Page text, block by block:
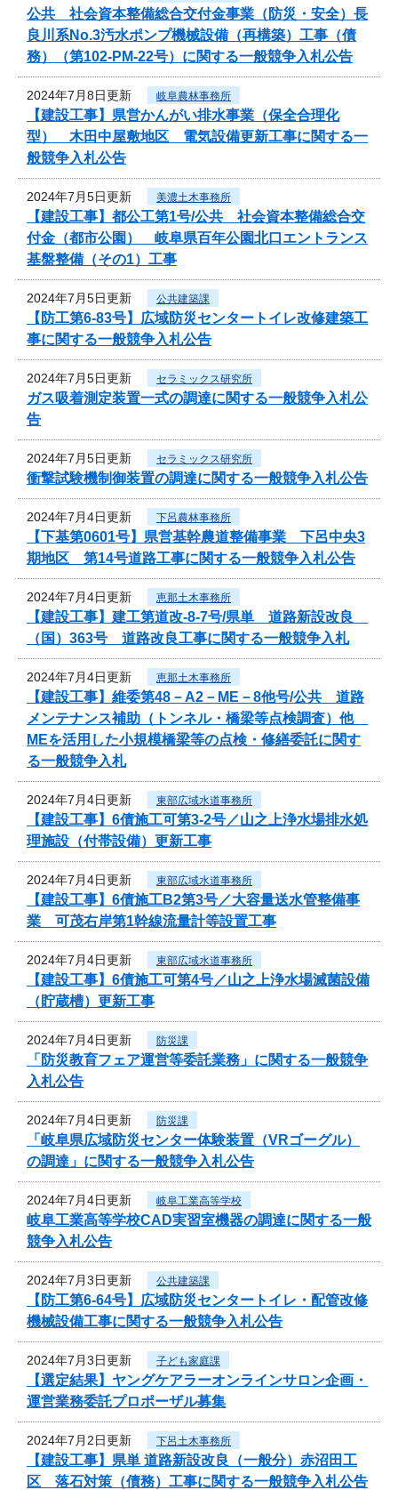
公共 社会資本整備総合交付金事業（防災・安全）長
良川系No.3汚水ポンプ機械設備（再構築）工事（債
務）（第102-PM-22号）に関する一般競争入札公告
2024年7月8日更新 岐阜農林事務所
【建設工事】県営かんがい排水事業（保全合理化
型） 木田中屋敷地区 電気設備更新工事に関する一
般競争入札公告
2024年7月5日更新 美濃土木事務所
【建設工事】都公工第1号/公共 社会資本整備総合交
付金（都市公園） 岐阜県百年公園北口エントランス
基盤整備（その1）工事
2024年7月5日更新 公共建築課
【防工第6-83号】広域防災センタートイレ改修建築工
事に関する一般競争入札公告
2024年7月5日更新 セラミックス研究所
ガス吸着測定装置一式の調達に関する一般競争入札公
告
2024年7月5日更新 セラミックス研究所
衝撃試験機制御装置の調達に関する一般競争入札公告
2024年7月4日更新 下呂農林事務所
【下基第0601号】県営基幹農道整備事業 下呂中央3
期地区 第14号道路工事に関する一般競争入札公告
2024年7月4日更新 恵那土木事務所
【建設工事】建工第道改-8-7号/県単 道路新設改良
（国）363号 道路改良工事に関する一般競争入札
2024年7月4日更新 恵那土木事務所
【建設工事】維委第48－A2－ME－8他号/公共 道路
メンテナンス補助（トンネル・橋梁等点検調査）他
MEを活用した小規模橋梁等の点検・修繕委託に関す
る一般競争入札
2024年7月4日更新 東部広域水道事務所
【建設工事】6債施工可第3-2号／山之上浄水場排水処
理施設（付帯設備）更新工事
2024年7月4日更新 東部広域水道事務所
【建設工事】6債施工B2第3号／大容量送水管整備事
業 可茂右岸第1幹線流量計等設置工事
2024年7月4日更新 東部広域水道事務所
【建設工事】6債施工可第4号／山之上浄水場滅菌設備
（貯蔵槽）更新工事
2024年7月4日更新 防災課
「防災教育フェア運営等委託業務」に関する一般競争
入札公告
2024年7月4日更新 防災課
「岐阜県広域防災センター体験装置（VRゴーグル）
の調達」に関する一般競争入札公告
2024年7月4日更新 岐阜工業高等学校
岐阜工業高等学校CAD実習室機器の調達に関する一般
競争入札公告
2024年7月3日更新 公共建築課
【防工第6-64号】広域防災センタートイレ・配管改修
機械設備工事に関する一般競争入札公告
2024年7月3日更新 子ども家庭課
【選定結果】ヤングケアラーオンラインサロン企画・
運営業務委託プロポーザル募集
2024年7月2日更新 下呂土木事務所
【建設工事】県単 道路新設改良（一般分）赤沼田工
区 落石対策（債務）工事に関する一般競争入札公告